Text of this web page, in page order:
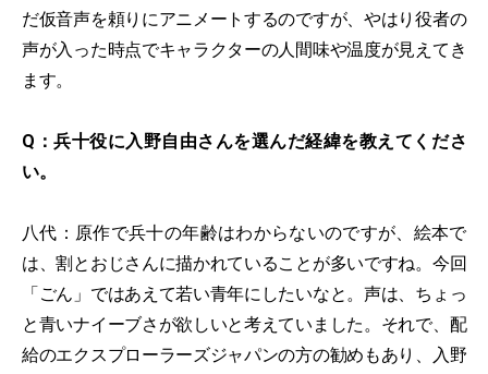
だ仮音声を頼りにアニメートするのですが、やはり役者の
声が入った時点でキャラクターの人間味や温度が見えてき
ます。
Q：兵十役に入野自由さんを選んだ経緯を教えてくださ
い。
八代：原作で兵十の年齢はわからないのですが、絵本で
は、割とおじさんに描かれていることが多いですね。今回
「ごん」ではあえて若い青年にしたいなと。声は、ちょっ
と青いナイーブさが欲しいと考えていました。それで、配
給のエクスプローラーズジャパンの方の勧めもあり、入野